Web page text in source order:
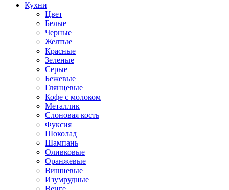
Кухни
Цвет
Белые
Черные
Желтые
Красные
Зеленые
Серые
Бежевые
Глянцевые
Кофе с молоком
Металлик
Слоновая кость
Фуксия
Шоколад
Шампань
Оливковые
Оранжевые
Вишневые
Изумрудные